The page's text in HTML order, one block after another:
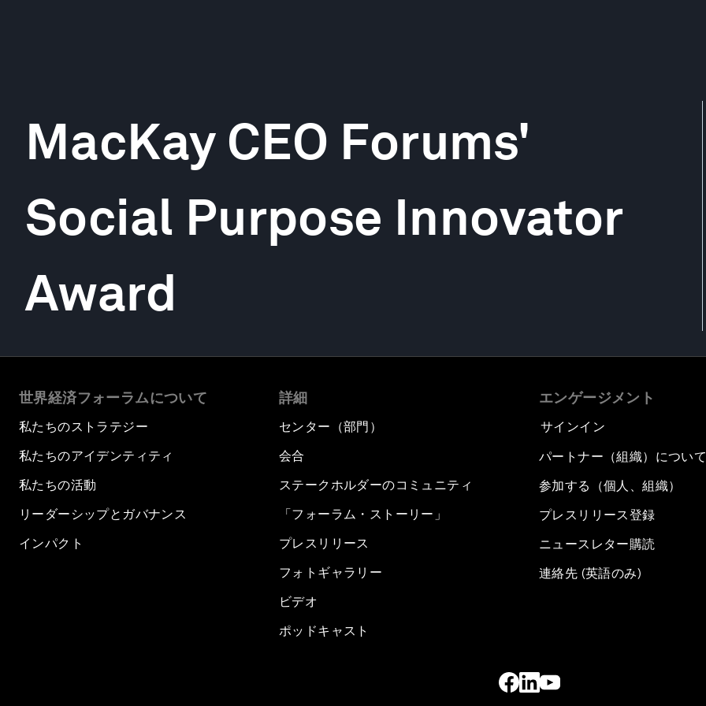
MacKay CEO Forums'
Social Purpose Innovator
Award
世界経済フォーラムについて
私たちのストラテジー
私たちのアイデンティティ
私たちの活動
リーダーシップとガバナンス
インパクト
詳細
センター（部門）
会合
ステークホルダーのコミュニティ
「フォーラム・ストーリー」
プレスリリース
フォトギャラリー
ビデオ
ポッドキャスト
エンゲージメント
サインイン
パートナー（組織）について
参加する（個人、組織）
プレスリリース登録
ニュースレター購読
連絡先 (英語のみ)